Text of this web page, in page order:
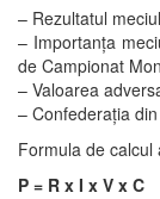
– Rezultatul
– Importanța
de Campionat
– Valoarea
– Confederația
Formula de calcul
P = R x I x V x C